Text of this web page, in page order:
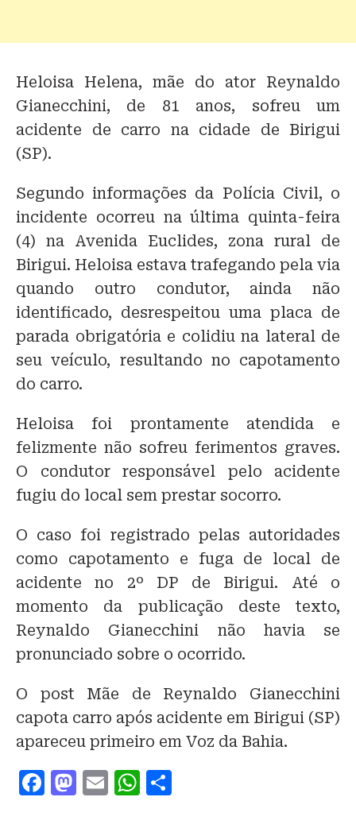
Heloisa Helena, mãe do ator Reynaldo
Gianecchini, de 81 anos, sofreu um
acidente de carro na cidade de Birigui
(SP).
Segundo informações da Polícia Civil, o
incidente ocorreu na última quinta-feira
(4) na Avenida Euclides, zona rural de
Birigui. Heloisa estava trafegando pela via
quando outro condutor, ainda não
identificado, desrespeitou uma placa de
parada obrigatória e colidiu na lateral de
seu veículo, resultando no capotamento
do carro.
Heloisa foi prontamente atendida e
felizmente não sofreu ferimentos graves.
O condutor responsável pelo acidente
fugiu do local sem prestar socorro.
O caso foi registrado pelas autoridades
como capotamento e fuga de local de
acidente no 2º DP de Birigui. Até o
momento da publicação deste texto,
Reynaldo Gianecchini não havia se
pronunciado sobre o ocorrido.
O post Mãe de Reynaldo Gianecchini
capota carro após acidente em Birigui (SP)
apareceu primeiro em Voz da Bahia.
F
M E
W